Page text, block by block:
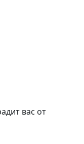
вас от